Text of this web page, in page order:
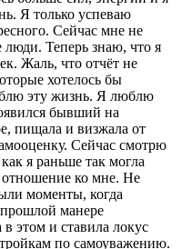
Я только успеваю
Сейчас мне не
Теперь знаю, что я
Жаль, что отчёт не
хотелось бы
эту жизнь. Я люблю
бывший на
пищала и визжала от
Сейчас смотрю
я раньше так могла
отношение ко мне. Не
моменты, когда
прошлой манере
этом и ставила локус
по самоуважению.